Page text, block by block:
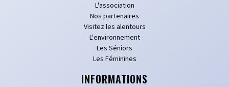
L'association
Nos partenaires
Visitez les alentours
L'environnement
Les Séniors
Les Féminines
INFORMATIONS